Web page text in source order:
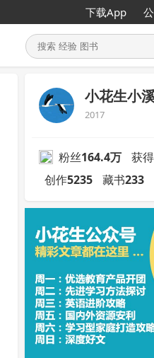
下载App
小花生小
2017
粉丝164.4万 获
创作5235 藏书233